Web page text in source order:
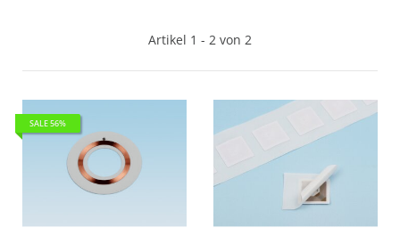
Artikel 1 - 2 von 2
SALE 56%